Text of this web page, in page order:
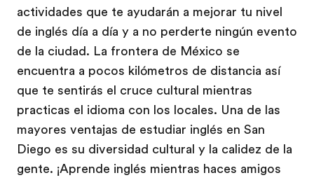
actividades que te ayudarán a mejorar tu nivel
de inglés día a día y a no perderte ningún evento
de la ciudad. La frontera de México se
encuentra a pocos kilómetros de distancia así
que te sentirás el cruce cultural mientras
practicas el idioma con los locales. Una de las
mayores ventajas de estudiar inglés en San
Diego es su diversidad cultural y la calidez de la
gente. ¡Aprende inglés mientras haces amigos